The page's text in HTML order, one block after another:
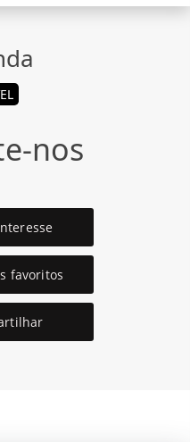
nos
favoritos